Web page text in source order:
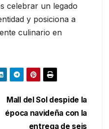
celebrar un legado
y posiciona a
culinario en
Mall del Sol despide la
época navideña con la
entrega de seis